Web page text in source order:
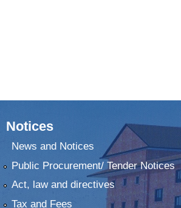
Notices
News and Notices
Public Procurement/ Tender Notices
Act, law and directives
Tax and Fees